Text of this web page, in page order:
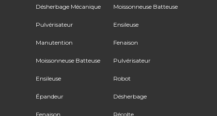
Désherbage Mécanique
Pulvérisateur
Manutention
Moissonneuse Batteuse
Ensileuse
Épandeur
Fenaison
Moissonneuse Batteuse
Ensileuse
Fenaison
Pulvérisateur
Robot
Désherbage
Récolte